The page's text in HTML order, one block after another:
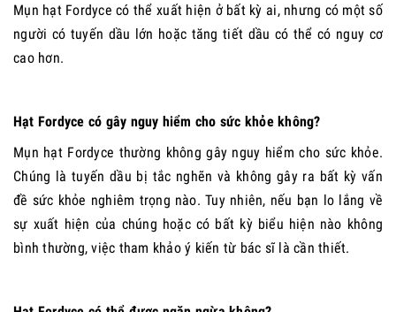
Mụn hạt Fordyce có thể xuất hiện ở bất kỳ ai, nhưng có một số
người có tuyến dầu lớn hoặc tăng tiết dầu có thể có nguy cơ
cao hơn.
Hạt Fordyce có gây nguy hiểm cho sức khỏe không?
Mụn hạt Fordyce thường không gây nguy hiểm cho sức khỏe.
Chúng là tuyến dầu bị tắc nghẽn và không gây ra bất kỳ vấn
đề sức khỏe nghiêm trọng nào. Tuy nhiên, nếu bạn lo lắng về
sự xuất hiện của chúng hoặc có bất kỳ biểu hiện nào không
bình thường, việc tham khảo ý kiến từ bác sĩ là cần thiết.